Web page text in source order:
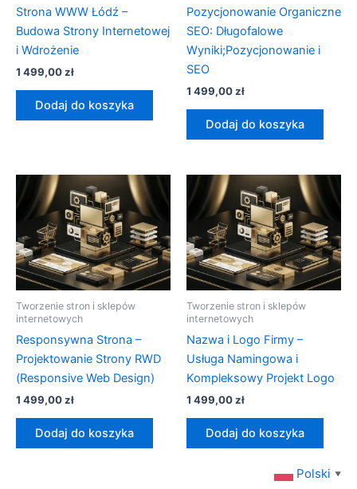
Strona WWW Łódź –
Budowa Strony Internetowej
i Wdrożenie
1 499,00zł
Dodaj do koszyka
Pozycjonowanie Organiczne
SEO: Długofalowe
Wyniki;Pozycjonowanie i
SEO
1 499,00zł
Dodaj do koszyka
Tworzenie stron i sklepów
internetowych
Responsywna Strona –
Projektowanie Strony RWD
(Responsive Web Design)
1 499,00zł
Dodaj do koszyka
Tworzenie stron i sklepów
internetowych
Nazwa i Logo Firmy –
Usługa Namingowa i
Kompleksowy Projekt Logo
1 499,00zł
Dodaj do koszyka
Polski ▼